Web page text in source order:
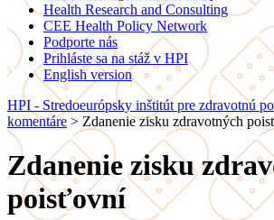
Health Research and Consulting
CEE Health Policy Network
Podporte nás
Prihláste sa na stáž v HPI
English version
HPI - Stredoeurópsky inštitút pre zdravotnú
komentáre > Zdanenie zisku zdravotných
Zdanenie zisku
poisťovní